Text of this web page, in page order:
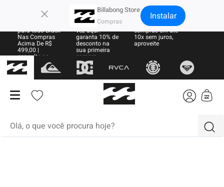
Billabong Store Instalar
para todo Brasil
Nas Compras
Acima De R$
499,00 |
consulte as
regras
Sua primeira
vez aqui?
garanta 10% de
desconto na
sua primeira
compra
Parcele suas
compras em até
10x sem juros,
aproveite